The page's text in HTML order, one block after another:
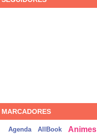
MARCADORES
Agenda AllBook Animes